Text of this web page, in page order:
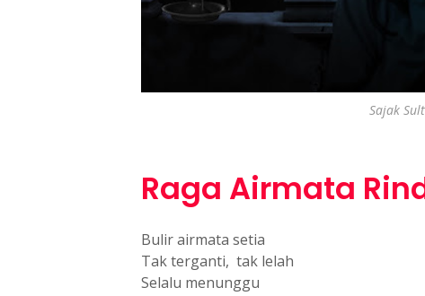
Sajak
Raga Airmata
Bulir airmata setia
Tak terganti, tak lelah
Selalu menunggu